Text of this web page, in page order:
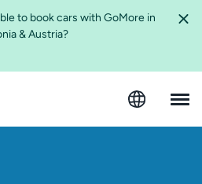
to book cars with GoMore in
& Austria?